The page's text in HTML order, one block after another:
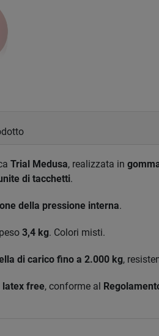
Trial Medusa, realizzata in
di tacchetti.
della pressione interna.
3,4 kg. Colori misti.
di carico fino a 2.000 kg,
latex free, conforme al